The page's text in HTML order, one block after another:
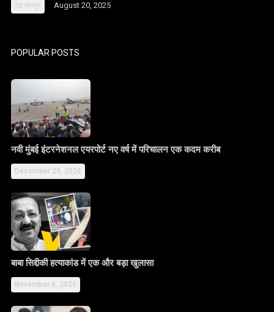
देश नागपुर August 20, 2025
POPULAR POSTS
नवी मुंबई इंटरनेशनल एयरपोर्ट नए वर्ष में परिचालन एक कदम करीब
December 29, 2024
बाबा सिद्दीकी हत्याकांड में एक और बड़ा खुलासा
November 6, 2024